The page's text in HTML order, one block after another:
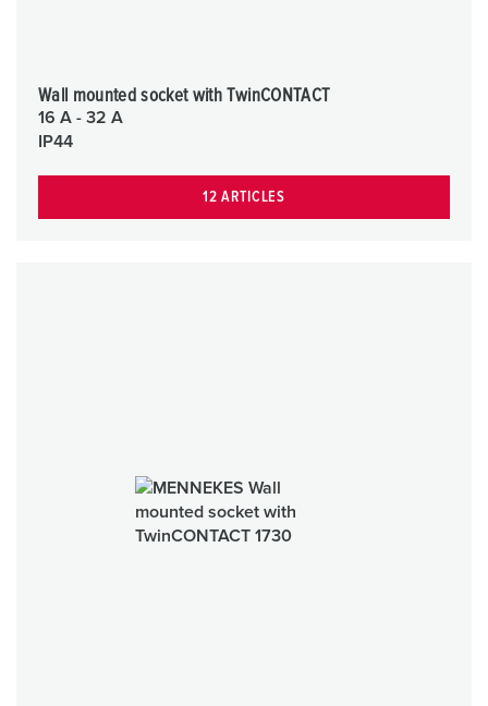
Wall mounted socket with TwinCONTACT
16 A - 32 A
IP44
12 ARTICLES